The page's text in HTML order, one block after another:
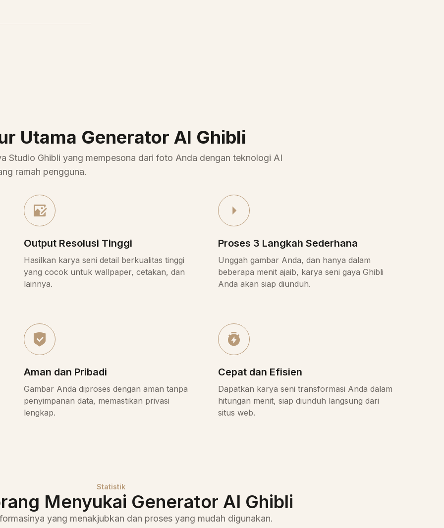
Utama Generator AI Ghibli
Studio Ghibli yang mempesona dari foto Anda dengan teknologi AI
ramah pengguna.
Output Resolusi Tinggi
Hasilkan karya seni detail berkualitas tinggi
yang cocok untuk wallpaper, cetakan, dan
lainnya.
Proses 3 Langkah Sederhana
Unggah gambar Anda, dan hanya dalam
beberapa menit ajaib, karya seni gaya Ghibli
Anda akan siap diunduh.
Aman dan Pribadi
Gambar Anda diproses dengan aman tanpa
penyimpanan data, memastikan privasi
lengkap.
Cepat dan Efisien
Dapatkan karya seni transformasi Anda dalam
hitungan menit, siap diunduh langsung dari
situs web.
Statistik
Menyukai Generator AI Ghibli
yang menakjubkan dan proses yang mudah digunakan.